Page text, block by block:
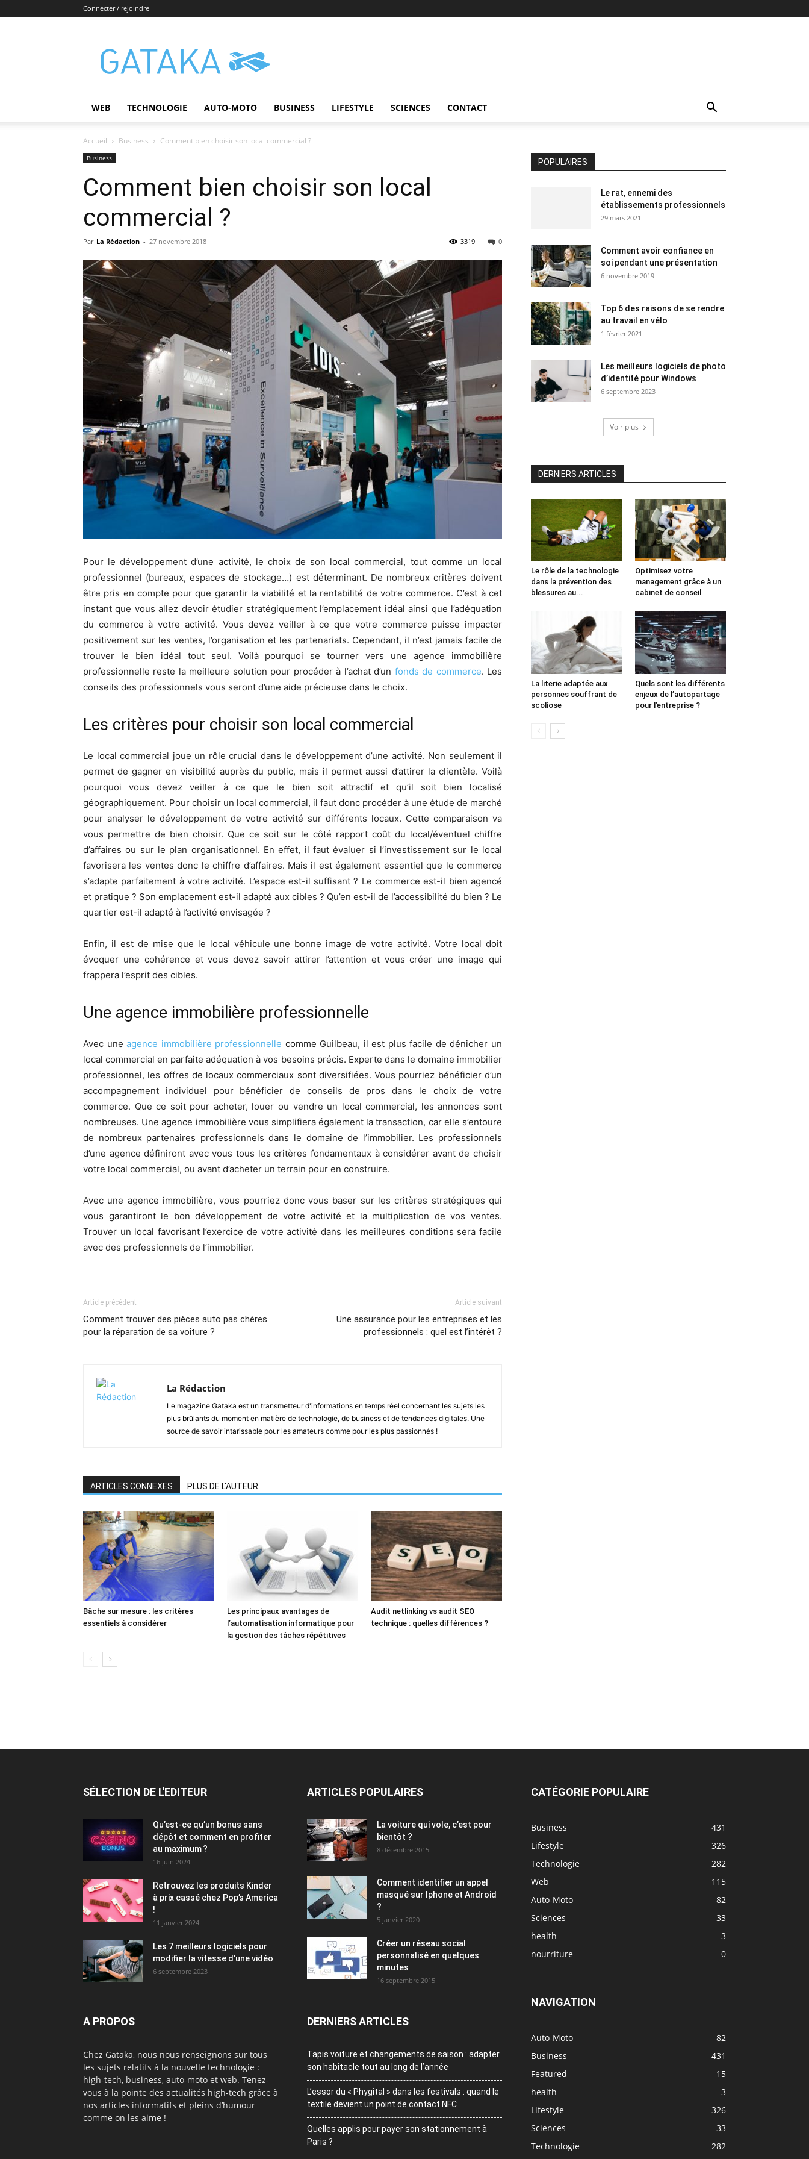
Connecter / rejoindre
WEB TECHNOLOGIE AUTO-MOTO BUSINESS LIFESTYLE SCIENCES CONTACT
Accueil Business Comment bien choisir son local commercial ?
Business
Comment bien choisir son local
commercial ?
Par La Rédaction - 27 novembre 2018 0
3319
Pour le développement d’une activité, le choix de son local commercial, tout comme un local
professionnel (bureaux, espaces de stockage…) est déterminant. De nombreux critères doivent
être pris en compte pour que garantir la viabilité et la rentabilité de votre commerce. C’est à cet
instant que vous allez devoir étudier stratégiquement l’emplacement idéal ainsi que l’adéquation
du commerce à votre activité. Vous devez veiller à ce que votre commerce puisse impacter
positivement sur les ventes, l’organisation et les partenariats. Cependant, il n’est jamais facile de
trouver le bien idéal tout seul. Voilà pourquoi se tourner vers une agence immobilière
professionnelle reste la meilleure solution pour procéder à l’achat d’un fonds de commerce. Les
conseils des professionnels vous seront d’une aide précieuse dans le choix.
Les critères pour choisir son local commercial
Le local commercial joue un rôle crucial dans le développement d’une activité. Non seulement il
permet de gagner en visibilité auprès du public, mais il permet aussi d’attirer la clientèle. Voilà
pourquoi vous devez veiller à ce que le bien soit attractif et qu’il soit bien localisé
géographiquement. Pour choisir un local commercial, il faut donc procéder à une étude de marché
pour analyser le développement de votre activité sur différents locaux. Cette comparaison va
vous permettre de bien choisir. Que ce soit sur le côté rapport coût du local/éventuel chiffre
d’affaires ou sur le plan organisationnel. En effet, il faut évaluer si l’investissement sur le local
favorisera les ventes donc le chiffre d’affaires. Mais il est également essentiel que le commerce
s’adapte parfaitement à votre activité. L’espace est-il suffisant ? Le commerce est-il bien agencé
et pratique ? Son emplacement est-il adapté aux cibles ? Qu’en est-il de l’accessibilité du bien ? Le
quartier est-il adapté à l’activité envisagée ?
Enfin, il est de mise que le local véhicule une bonne image de votre activité. Votre local doit
évoquer une cohérence et vous devez savoir attirer l’attention et vous créer une image qui
frappera l’esprit des cibles.
Une agence immobilière professionnelle
Avec uneagence immobilière professionnelle comme Guilbeau, il est plus facile de dénicher un
local commercial en parfaite adéquation à vos besoins précis. Experte dans le domaine immobilier
professionnel, les offres de locaux commerciaux sont diversifiées. Vous pourriez bénéficier d’un
accompagnement individuel pour bénéficier de conseils de pros dans le choix de votre
commerce. Que ce soit pour acheter, louer ou vendre un local commercial, les annonces sont
nombreuses. Une agence immobilière vous simplifiera également la transaction, car elle s’entoure
de nombreux partenaires professionnels dans le domaine de l’immobilier. Les professionnels
d’une agence définiront avec vous tous les critères fondamentaux à considérer avant de choisir
votre local commercial, ou avant d’acheter un terrain pour en construire.
Avec une agence immobilière, vous pourriez donc vous baser sur les critères stratégiques qui
vous garantiront le bon développement de votre activité et la multiplication de vos ventes.
Trouver un local favorisant l’exercice de votre activité dans les meilleures conditions sera facile
avec des professionnels de l’immobilier.
Article précédent
Comment trouver des pièces auto pas chères
pour la réparation de sa voiture ?
Article suivant
Une assurance pour les entreprises et les
professionnels : quel est l’intérêt ?
La Rédaction
Le magazine Gataka est un transmetteur d'informations en temps réel concernant les sujets les
plus brûlants du moment en matière de technologie, de business et de tendances digitales. Une
source de savoir intarissable pour les amateurs comme pour les plus passionnés !
ARTICLES CONNEXES PLUS DE L'AUTEUR
Bâche sur mesure : les critères
essentiels à considérer
Les principaux avantages de
l’automatisation informatique pour
la gestion des tâches répétitives
Audit netlinking vs audit SEO
technique : quelles différences ?
POPULAIRES
Le rat, ennemi des
établissements professionnels
29 mars 2021
Comment avoir confiance en
soi pendant une présentation
6 novembre 2019
Top 6 des raisons de se rendre
au travail en vélo
1 février 2021
Les meilleurs logiciels de photo
d’identité pour Windows
6 septembre 2023
Voir plus
DERNIERS ARTICLES
Le rôle de la technologie
dans la prévention des
blessures au...
Optimisez votre
management grâce à un
cabinet de conseil
La literie adaptée aux
personnes souffrant de
scoliose
Quels sont les différents
enjeux de l’autopartage
pour l’entreprise ?
SÉLECTION DE L'EDITEUR
Qu’est-ce qu’un bonus sans
dépôt et comment en profiter
au maximum ?
16 juin 2024
Retrouvez les produits Kinder
à prix cassé chez Pop’s America
!
11 janvier 2024
Les 7 meilleurs logiciels pour
modifier la vitesse d’une vidéo
6 septembre 2023
A PROPOS
Chez Gataka, nous nous renseignons sur tous
les sujets relatifs à la nouvelle technologie :
high-tech, business, auto-moto et web. Tenez-
vous à la pointe des actualités high-tech grâce à
nos articles informatifs et pleins d’humour
comme on les aime !
ARTICLES POPULAIRES
La voiture qui vole, c’est pour
bientôt ?
8 décembre 2015
Comment identifier un appel
masqué sur Iphone et Android
?
5 janvier 2020
Créer un réseau social
personnalisé en quelques
minutes
16 septembre 2015
DERNIERS ARTICLES
Tapis voiture et changements de saison : adapter
son habitacle tout au long de l’année
L’essor du « Phygital » dans les festivals : quand le
textile devient un point de contact NFC
Quelles applis pour payer son stationnement à
Paris ?
CATÉGORIE POPULAIRE
Business
431
Lifestyle
326
Technologie
282
Web
115
Auto-Moto
82
Sciences
33
health
3
nourriture
0
NAVIGATION
Auto-Moto
82
Business
431
Featured
15
health
3
Lifestyle
326
Sciences
33
Technologie
282